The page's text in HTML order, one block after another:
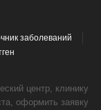
заболеваний
центр, клинику
оформить заявку